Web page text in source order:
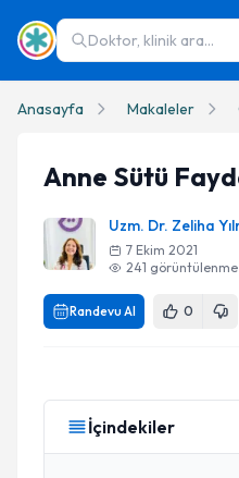
Doktor, klinik ara...
Anasayfa Makaleler
Anne Sütü
Uzm. Dr. Zeliha
7 Ekim 2021
241 görüntülenme
Randevu Al 0
İçindekiler